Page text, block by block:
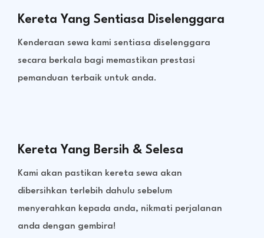
Kereta Yang Sentiasa Diselenggara
Kenderaan sewa kami sentiasa diselenggara
secara berkala bagi memastikan prestasi
pemanduan terbaik untuk anda.
Kereta Yang Bersih & Selesa
Kami akan pastikan kereta sewa akan
dibersihkan terlebih dahulu sebelum
menyerahkan kepada anda, nikmati perjalanan
anda dengan gembira!